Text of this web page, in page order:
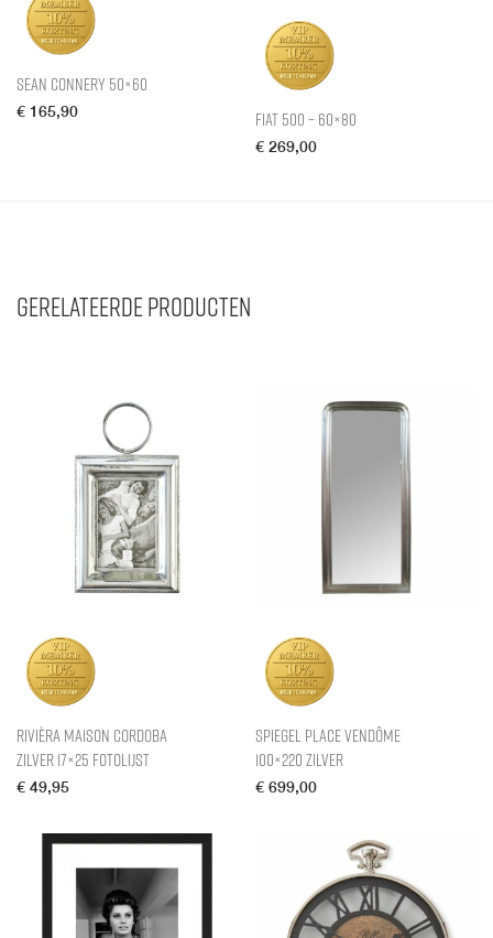
Sean Connery 50×60
€ 165,90 Fiat 500 – 60×80
€ 269,00
Gerelateerde producten
Rivièra Maison Cordoba
Zilver 17×25 Fotolijst
€ 49,95
Spiegel Place Vendôme
100×220 Zilver
€ 699,00